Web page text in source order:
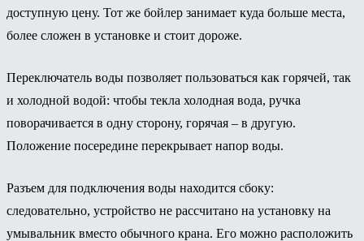
доступную цену. Тот же бойлер занимает куда больше места,
более сложен в установке и стоит дороже.
Переключатель воды позволяет пользоваться как горячей, так
и холодной водой: чтобы текла холодная вода, ручка
поворачивается в одну сторону, горячая – в другую.
Положение посередине перекрывает напор воды.
Разъем для подключения воды находится сбоку:
следовательно, устройство не рассчитано на установку на
умывальник вместо обычного крана. Его можно расположить